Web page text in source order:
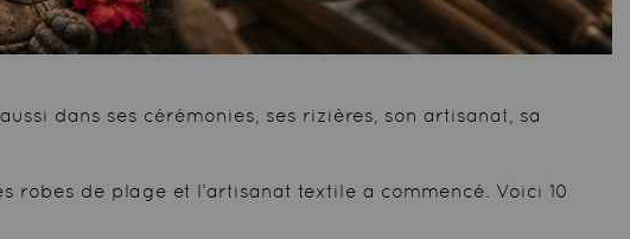
dans ses cérémonies, ses rizières, son artisanat, sa
robes de plage et l’artisanat textile a commencé. Voici 10